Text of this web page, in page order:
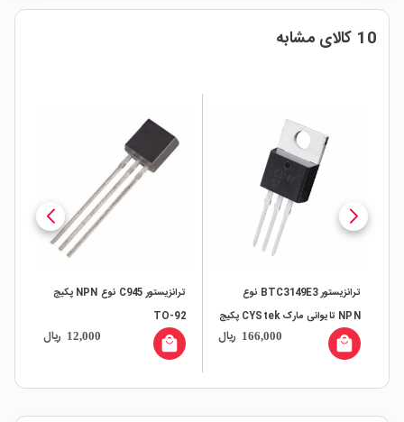
10 کالای مشابه
ترانزیستور BTC3149E3 نوع
NPN تایوانی مارک CYStek پکیج
TO-220
166,000 ریال local_mall
ترانزیستور C945 نوع NPN پکیج
TO-92
12,000 ریال local_mall